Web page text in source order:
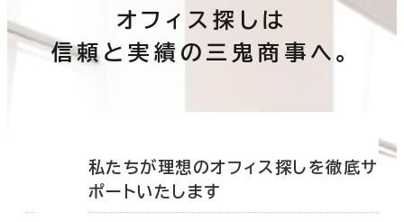
オフィス探しは
信頼と実績の三鬼商事へ。
私たちが理想のオフィス探しを徹底サ
ポートいたします